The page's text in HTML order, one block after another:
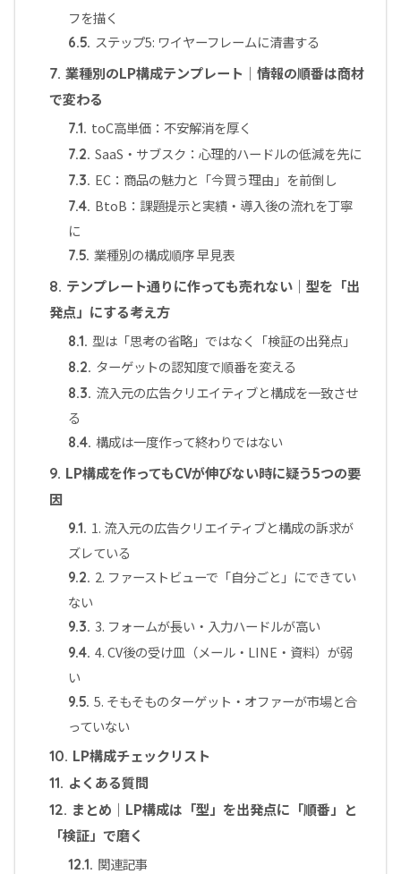
フを描く
6.5. ステップ5: ワイヤーフレームに清書する
7. 業種別のLP構成テンプレート｜情報の順番は商材
で変わる
7.1. toC高単価：不安解消を厚く
7.2. SaaS・サブスク：心理的ハードルの低減を先に
7.3. EC：商品の魅力と「今買う理由」を前倒し
7.4. BtoB：課題提示と実績・導入後の流れを丁寧
に
7.5. 業種別の構成順序 早見表
8. テンプレート通りに作っても売れない｜型を「出
発点」にする考え方
8.1. 型は「思考の省略」ではなく「検証の出発点」
8.2. ターゲットの認知度で順番を変える
8.3. 流入元の広告クリエイティブと構成を一致させ
る
8.4. 構成は一度作って終わりではない
9. LP構成を作ってもCVが伸びない時に疑う5つの要
因
9.1. 1. 流入元の広告クリエイティブと構成の訴求が
ズレている
9.2. 2. ファーストビューで「自分ごと」にできてい
ない
9.3. 3. フォームが長い・入力ハードルが高い
9.4. 4. CV後の受け皿（メール・LINE・資料）が弱
い
9.5. 5. そもそものターゲット・オファーが市場と合
っていない
10. LP構成チェックリスト
11. よくある質問
12. まとめ｜LP構成は「型」を出発点に「順番」と
「検証」で磨く
12.1. 関連記事